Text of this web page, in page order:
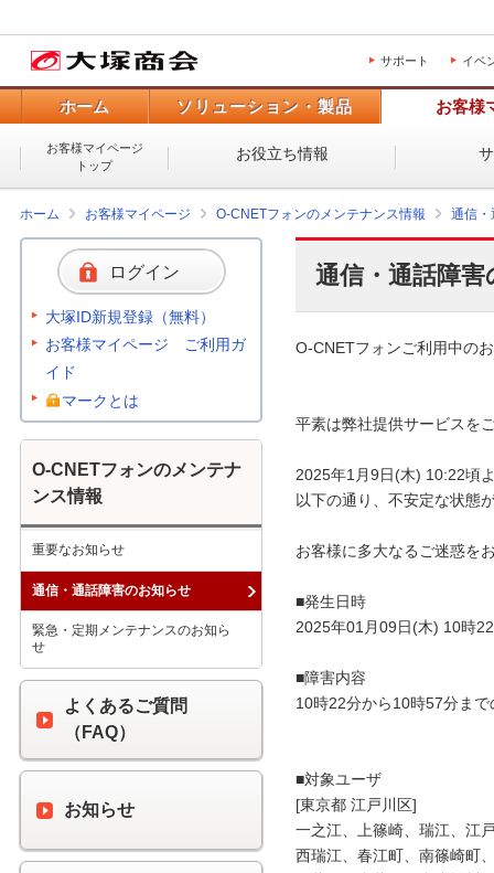
サポート イベ
ホーム ソリューション・製品 お客様
お客様マイページ
トップ
お役立ち情報
ホーム お客様マイページ O-CNETフォンのメンテナンス情報 通信・
通信・通話障
O-CNETフォンご利用中の
平素は弊社提供サービスを
2025年1月9日(木) 10:22頃
以下の通り、不安定な状態
お客様に多大なるご迷惑を
■発生日時
2025年01月09日(木) 10時
■障害内容
10時22分から10時57分ま
■対象ユーザ
[東京都 江戸川区]
一之江、上篠崎、瑞江、江
西瑞江、春江町、南篠崎町
ログイン
大塚ID新規登録（無料）
お客様マイページ ご利用ガ
イド
マークとは
O-CNETフォンのメンテナ
ンス情報
重要なお知らせ
通信・通話障害のお知らせ
緊急・定期メンテナンスのお知ら
せ
よくあるご質問
（FAQ）
お知らせ